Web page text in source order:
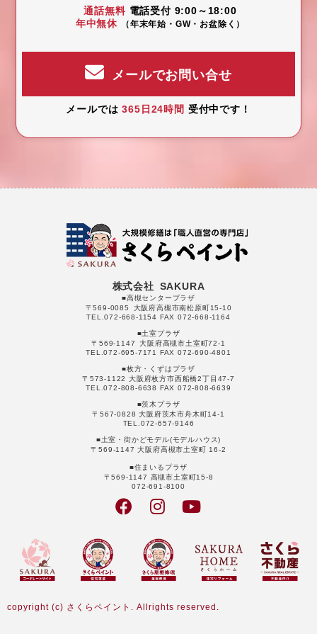
通話無料 電話受付 9:00～18:00
年中無休
（年末年始・GW・お盆除く）
メールでお問い合せ
メールでは 365日24時間 受付中です！
株式会社 SAKURA
■高槻センタープラザ
〒569-0085 大阪府高槻市南松原町15-10
TEL.072-668-1154 FAX 072-668-1164
■土室プラザ
〒569-1147 大阪府高槻市土室町72-1
TEL.072-695-7171 FAX 072-690-4801
■枚方・くずはプラザ
〒573-1122 大阪府枚方市西船橋2丁目47-7
TEL.072-808-6638 FAX 072-808-6639
■茨木プラザ
〒567-0828 大阪府茨木市舟木町14-1
TEL.072-657-9146
■土室・街かどモデル(モデルハウス)
〒569-1147 大阪府高槻市土室町 16-2
■住まいるプラザ
〒569-1147 高槻市土室町15-8
072-691-8100
copyright (c) さくらペイント. Allrights reserved.